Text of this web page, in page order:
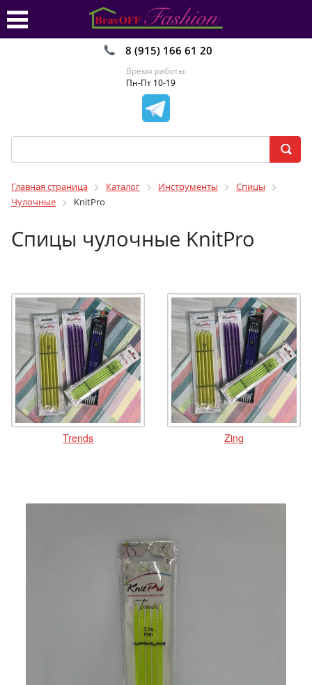
8 (915) 166 61 20
Время работы:
Пн-Пт 10-19
Главная страница Каталог Инструменты
Спицы
Чулочные
KnitPro
Спицы чулочные KnitPro
Trends Zing